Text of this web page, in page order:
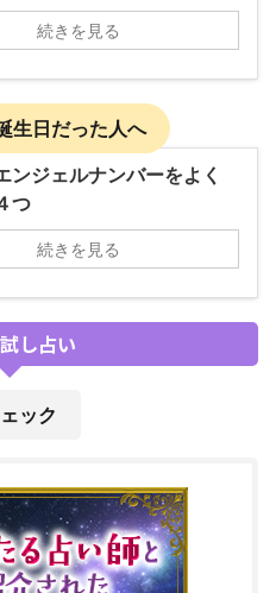
続きを見る
生日だった人へ
ンジェルナンバーをよく
つ
続きを見る
し占い
ック